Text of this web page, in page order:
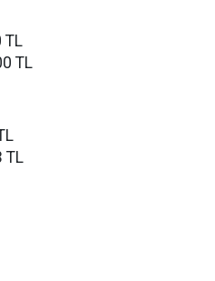
TL
TL
TL